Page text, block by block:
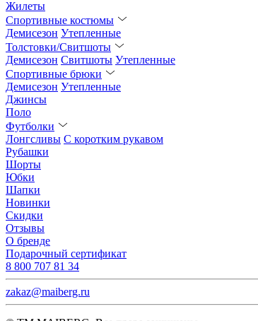
Жилеты
Спортивные костюмы
Демисезон Утепленные
Толстовки/Свитшоты
Демисезон Свитшоты Утепленные
Спортивные брюки
Демисезон Утепленные
Джинсы
Поло
Футболки
Лонгсливы С коротким рукавом
Рубашки
Шорты
Юбки
Шапки
Новинки
Скидки
Отзывы
О бренде
Подарочный сертификат
8 800 707 81 34
zakaz@maiberg.ru